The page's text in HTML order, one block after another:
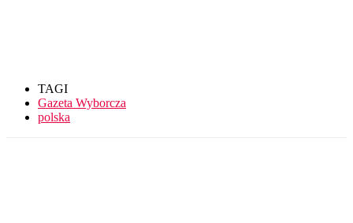
TAGI
Gazeta Wyborcza
polska